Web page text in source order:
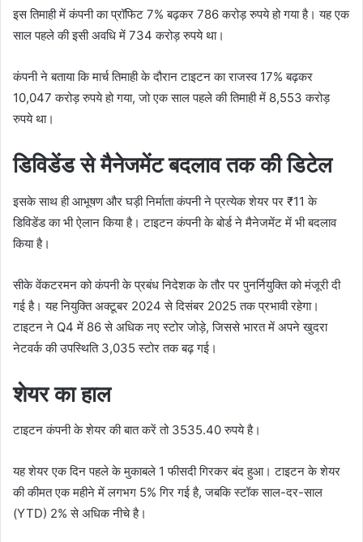
इस तिमाही में कंपनी का प्रॉफिट 7% बढ़कर 786 करोड़ रुपये हो गया है। यह एक
साल पहले की इसी अवधि में 734 करोड़ रुपये था।
कंपनी ने बताया कि मार्च तिमाही के दौरान टाइटन का राजस्व 17% बढ़कर
10,047 करोड़ रुपये हो गया, जो एक साल पहले की तिमाही में 8,553 करोड़
रुपये था।
डिविडेंड से मैनेजमेंट बदलाव तक की डिटेल
इसके साथ ही आभूषण और घड़ी निर्माता कंपनी ने प्रत्येक शेयर पर ₹11 के
डिविडेंड का भी ऐलान किया है। टाइटन कंपनी के बोर्ड ने मैनेजमेंट में भी बदलाव
किया है।
सीके वेंकटरमन को कंपनी के प्रबंध निदेशक के तौर पर पुनर्नियुक्ति को मंजूरी दी
गई है। यह नियुक्ति अक्टूबर 2024 से दिसंबर 2025 तक प्रभावी रहेगा।
टाइटन ने Q4 में 86 से अधिक नए स्टोर जोड़े, जिससे भारत में अपने खुदरा
नेटवर्क की उपस्थिति 3,035 स्टोर तक बढ़ गई।
शेयर का हाल
टाइटन कंपनी के शेयर की बात करें तो 3535.40 रुपये है।
यह शेयर एक दिन पहले के मुकाबले 1 फीसदी गिरकर बंद हुआ। टाइटन के शेयर
की कीमत एक महीने में लगभग 5% गिर गई है, जबकि स्टॉक साल-दर-साल
(YTD) 2% से अधिक नीचे है।